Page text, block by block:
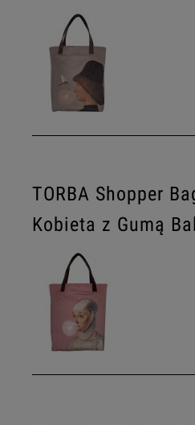
TORBA Shopper
Kobieta z Gumą